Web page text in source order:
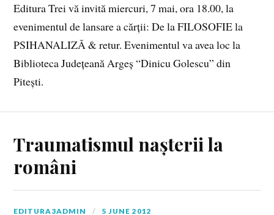
Editura Trei vă invită miercuri, 7 mai, ora 18.00, la
evenimentul de lansare a cărții: De la FILOSOFIE la
PSIHANALIZĂ & retur. Evenimentul va avea loc la
Biblioteca Județeană Argeș “Dinicu Golescu” din
Pitești.
Traumatismul nașterii la
români
EDITURA3ADMIN 5 JUNE 2012